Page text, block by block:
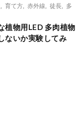
育て方 赤外線 徒長
多
植物用LED 多肉植物
ないか実験してみ